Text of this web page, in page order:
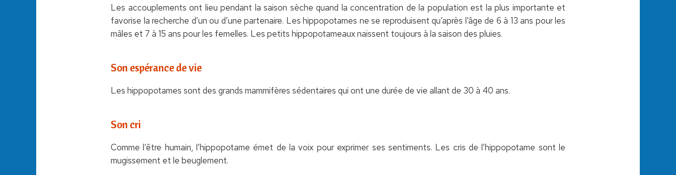
Les accouplements ont lieu pendant la saison sèche quand la concentration de la population est la plus importante et
favorise la recherche d’un ou d’une partenaire. Les hippopotames ne se reproduisent qu’après l’âge de 6 à 13 ans pour les
mâles et 7 à 15 ans pour les femelles. Les petits hippopotameaux naissent toujours à la saison des pluies.
Son espérance de vie
Les hippopotames sont des grands mammifères sédentaires qui ont une durée de vie allant de 30 à 40 ans.
Son cri
Comme l’être humain, l’hippopotame émet de la voix pour exprimer ses sentiments. Les cris de l’hippopotame sont le
mugissement et le beuglement.